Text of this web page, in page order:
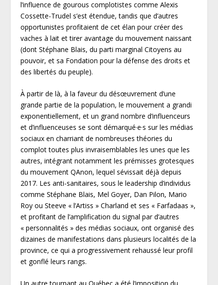
l’influence de gourous complotistes comme Alexis
Cossette-Trudel s’est étendue, tandis que d’autres
opportunistes profitaient de cet élan pour créer des
vaches à lait et tirer avantage du mouvement naissant
(dont Stéphane Blais, du parti marginal Citoyens au
pouvoir, et sa Fondation pour la défense des droits et
des libertés du peuple).
À partir de là, à la faveur du désœuvrement d’une
grande partie de la population, le mouvement a grandi
exponentiellement, et un grand nombre d’influenceurs
et d’influenceuses se sont démarqué·e·s sur les médias
sociaux en charriant de nombreuses théories du
complot toutes plus invraisemblables les unes que les
autres, intégrant notamment les prémisses grotesques
du mouvement QAnon, lequel sévissait déjà depuis
2017. Les anti-sanitaires, sous le leadership d’individus
comme Stéphane Blais, Mel Goyer, Dan Pilon, Mario
Roy ou Steeve « l’Artiss » Charland et ses « Farfadaas »,
et profitant de l’amplification du signal par d’autres
« personnalités » des médias sociaux, ont organisé des
dizaines de manifestations dans plusieurs localités de la
province, ce qui a progressivement rehaussé leur profil
et gonflé leurs rangs.